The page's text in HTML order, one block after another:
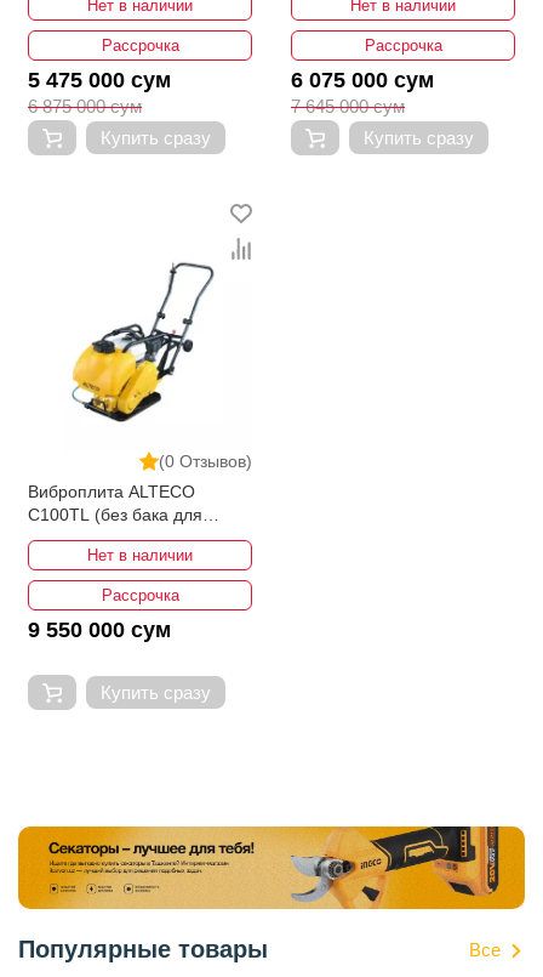
Нет в наличии
Рассрочка
5 475 000 сум
6 875 000 сум
Купить сразу
Нет в наличии
Рассрочка
6 075 000 сум
7 645 000 сум
Купить сразу
(0 Отзывов)
Виброплита ALTECO
C100TL (без бака для
воды)
Нет в наличии
Рассрочка
9 550 000 сум
Купить сразу
Популярные товары Все